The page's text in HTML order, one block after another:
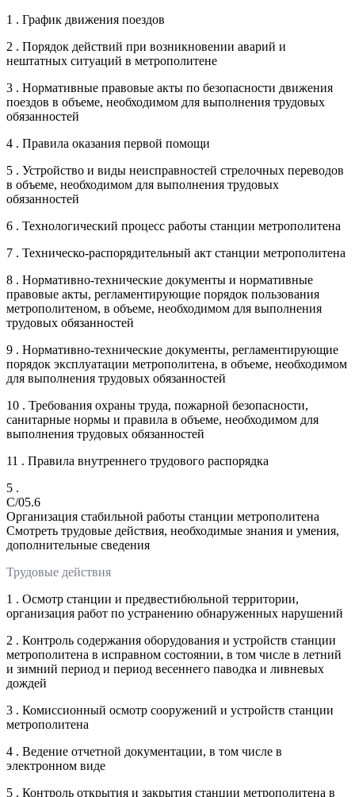
1 . График движения поездов
2 . Порядок действий при возникновении аварий и
нештатных ситуаций в метрополитене
3 . Нормативные правовые акты по безопасности движения
поездов в объеме, необходимом для выполнения трудовых
обязанностей
4 . Правила оказания первой помощи
5 . Устройство и виды неисправностей стрелочных переводов
в объеме, необходимом для выполнения трудовых
обязанностей
6 . Технологический процесс работы станции метрополитена
7 . Техническо-распорядительный акт станции метрополитена
8 . Нормативно-технические документы и нормативные
правовые акты, регламентирующие порядок пользования
метрополитеном, в объеме, необходимом для выполнения
трудовых обязанностей
9 . Нормативно-технические документы, регламентирующие
порядок эксплуатации метрополитена, в объеме, необходимом
для выполнения трудовых обязанностей
10 . Требования охраны труда, пожарной безопасности,
санитарные нормы и правила в объеме, необходимом для
выполнения трудовых обязанностей
11 . Правила внутреннего трудового распорядка
5 .
C/05.6
Организация стабильной работы станции метрополитена
Смотреть трудовые действия, необходимые знания и умения,
дополнительные сведения
Трудовые действия
1 . Осмотр станции и предвестибюльной территории,
организация работ по устранению обнаруженных нарушений
2 . Контроль содержания оборудования и устройств станции
метрополитена в исправном состоянии, в том числе в летний
и зимний период и период весеннего паводка и ливневых
дождей
3 . Комиссионный осмотр сооружений и устройств станции
метрополитена
4 . Ведение отчетной документации, в том числе в
электронном виде
5 . Контроль открытия и закрытия станции метрополитена в